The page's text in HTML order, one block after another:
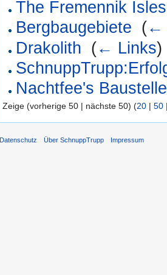
The Fremennik Isles
Bergbaugebiete (←
Drakolith (← Links)
Nachtfee's
Zeige (vorherige 50 | nächste 50) (20 | 50
Datenschutz Über SchnuppTrupp Impressum